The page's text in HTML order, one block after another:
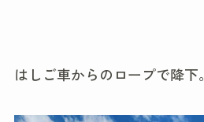
はしご車からのロープで降下。